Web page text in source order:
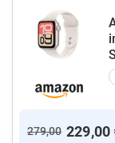
279,00 229,00